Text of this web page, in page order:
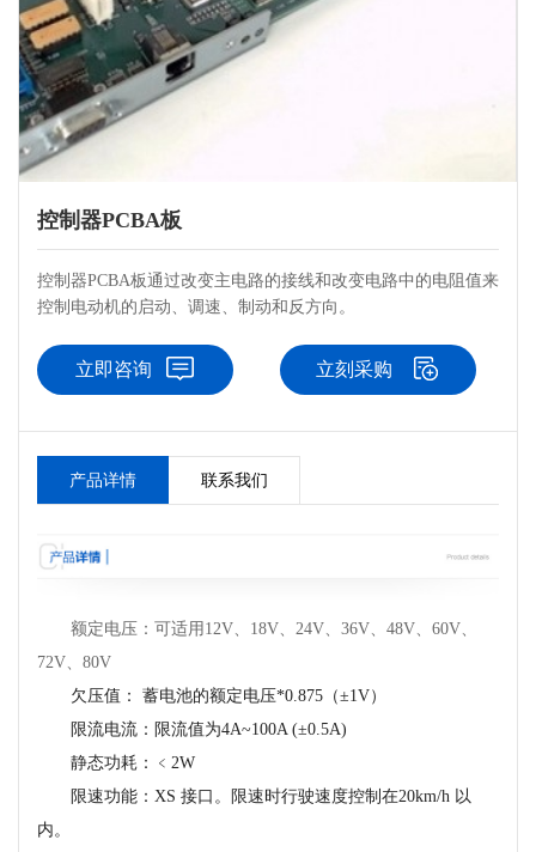
控制器PCBA板
控制器PCBA板通过改变主电路的接线和改变电路中的电阻值来
控制电动机的启动、调速、制动和反方向。
立即咨询 立刻采购
产品详情 联系我们
额定电压：可适用12V、18V、24V、36V、48V、60V、
72V、80V
欠压值： 蓄电池的额定电压*0.875（±1V）
限流电流：限流值为4A~100A (±0.5A)
静态功耗：﹤2W
限速功能：XS 接口。限速时行驶速度控制在20km/h 以
内。